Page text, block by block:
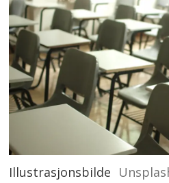
Illustrasjonsbilde